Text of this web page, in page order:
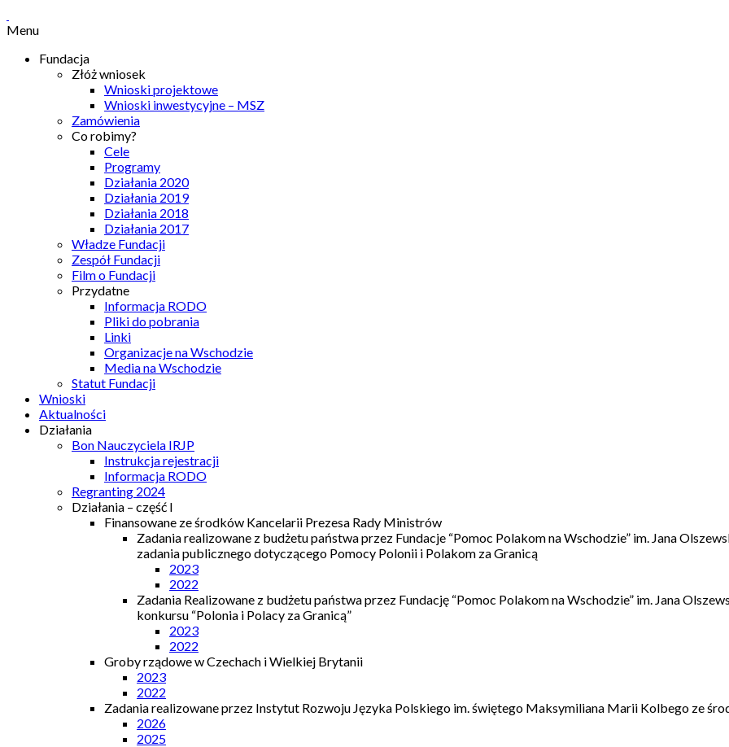
Menu
Fundacja
Złóż wniosek
Wnioski projektowe
Wnioski inwestycyjne – MSZ
Zamówienia
Co robimy?
Cele
Programy
Działania 2020
Działania 2019
Działania 2018
Działania 2017
Władze Fundacji
Zespół Fundacji
Film o Fundacji
Przydatne
Informacja RODO
Pliki do pobrania
Linki
Organizacje na Wschodzie
Media na Wschodzie
Statut Fundacji
Wnioski
Aktualności
Działania
Bon Nauczyciela IRJP
Instrukcja rejestracji
Informacja RODO
Regranting 2024
Działania – część I
Finansowane ze środków Kancelarii Prezesa Rady Ministrów
Zadania realizowane z budżetu państwa przez Fundacje “Pomoc Polakom na Wschodzie” im. Jana
zadania publicznego dotyczącego Pomocy Polonii i Polakom za Granicą
2023
2022
Zadania Realizowane z budżetu państwa przez Fundację “Pomoc Polakom na Wschodzie” im. Jana
konkursu “Polonia i Polacy za Granicą”
2023
2022
Groby rządowe w Czechach i Wielkiej Brytanii
2023
2022
Zadania realizowane przez Instytut Rozwoju Języka Polskiego im. świętego Maksymiliana Marii Kolbego ze
2026
2025